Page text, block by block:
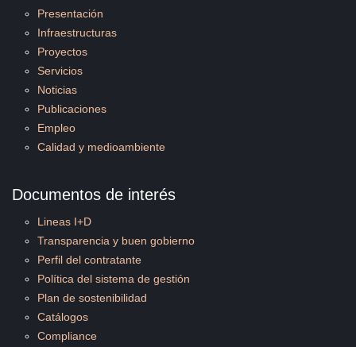
Presentación
Infraestructuras
Proyectos
Servicios
Noticias
Publicaciones
Empleo
Calidad y medioambiente
Documentos de interés
Lineas I+D
Transparencia y buen gobierno
Perfil del contratante
Política del sistema de gestión
Plan de sostenibilidad
Catálogos
Compliance